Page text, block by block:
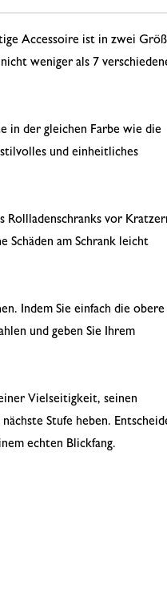
Accessoire ist in zwei
weniger als 7
in der gleichen Farbe wie die
und einheitliches
vor
Schäden am Schrank leicht
Indem Sie einfach die
und geben Sie Ihrem
Vielseitigkeit, seinen
Stufe heben.
echten Blickfang.